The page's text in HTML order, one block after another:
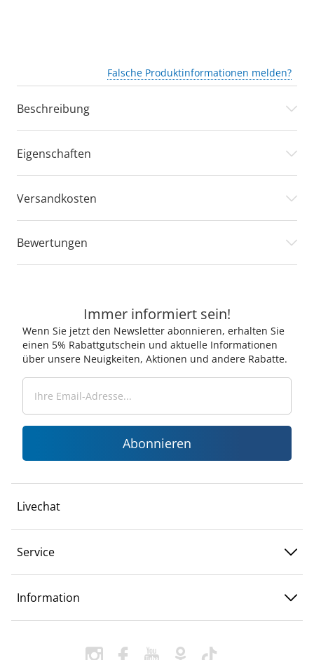
Falsche Produktinformationen melden?
Beschreibung
Eigenschaften
Versandkosten
Bewertungen
Immer informiert sein!
Wenn Sie jetzt den Newsletter abonnieren, erhalten Sie
einen 5% Rabattgutschein und aktuelle Informationen
über unsere Neuigkeiten, Aktionen und andere Rabatte.
Abonnieren
Livechat
Service
Information